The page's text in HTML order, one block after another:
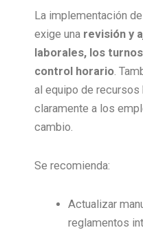
La implementación
exige una revisión y
laborales, los
control horario.
al equipo de
claramente a los
cambio.
Se recomienda:
Actualizar
reglamentos